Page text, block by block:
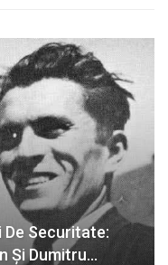
De Securitate:
Și Dumitru…